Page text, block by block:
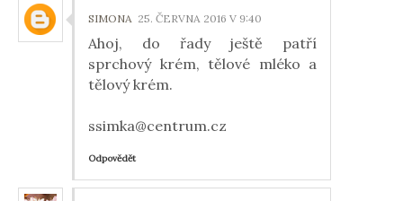
SIMONA 25. ČERVNA 2016 V 9:40
Ahoj, do řady ještě patří
sprchový krém, tělové mléko a
tělový krém.
ssimka@centrum.cz
Odpovědět